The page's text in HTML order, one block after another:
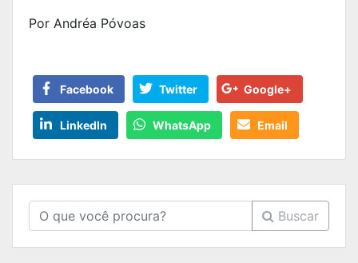
Por Andréa Póvoas
Facebook Twitter Google+
LinkedIn WhatsApp Email
Buscar